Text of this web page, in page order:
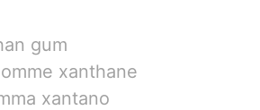
gum
xanthane
xantano